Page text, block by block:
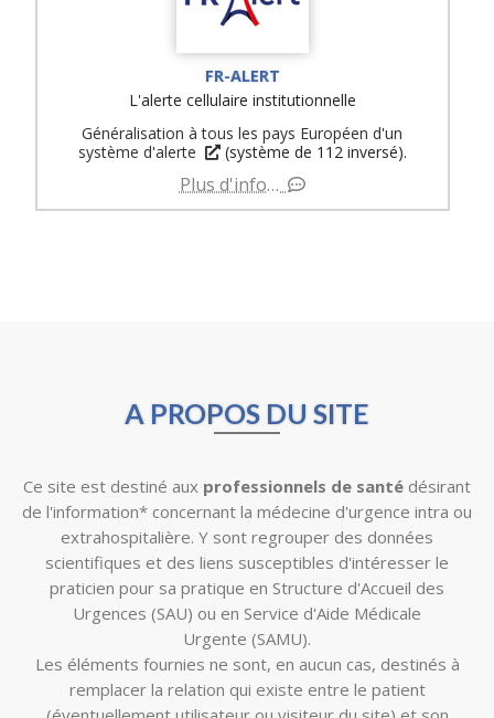
FR-ALERT
L'alerte cellulaire institutionnelle
Généralisation à tous les pays Européen d'un
système d'alerte
(système de 112 inversé).
Plus d'info…
A PROPOS DU SITE
Ce site est destiné aux professionnels de santé désirant
de l'information* concernant la médecine d'urgence intra ou
extrahospitalière. Y sont regrouper des données
scientifiques et des liens susceptibles d'intéresser le
praticien pour sa pratique en Structure d'Accueil des
Urgences (SAU) ou en Service d'Aide Médicale
Urgente (SAMU).
Les éléments fournies ne sont, en aucun cas, destinés à
remplacer la relation qui existe entre le patient